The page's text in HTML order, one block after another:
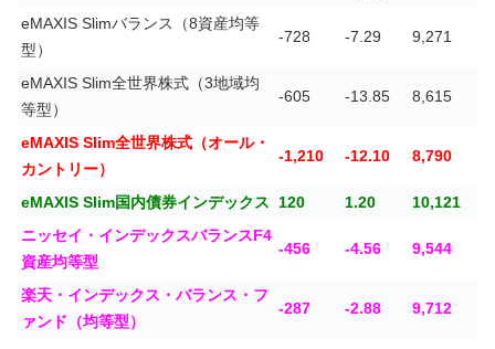
eMAXIS Slimバランス（8資産均等
型）
-728 -7.29 9,271
eMAXIS Slim全世界株式（3地域均
等型）
-605 -13.85 8,615
eMAXIS Slim全世界株式（オール・
カントリー）
-1,210 -12.10 8,790
eMAXIS Slim国内債券インデックス 120 1.20
10,121
ニッセイ・インデックスバランスF4
資産均等型
-456 -4.56 9,544
楽天・インデックス・バランス・フ
ァンド（均等型）
-287 -2.88 9,712